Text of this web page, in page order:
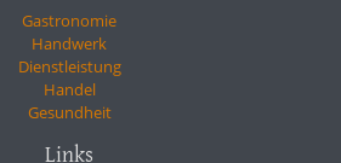
Gastronomie
Handwerk
Dienstleistung
Handel
Gesundheit
Links